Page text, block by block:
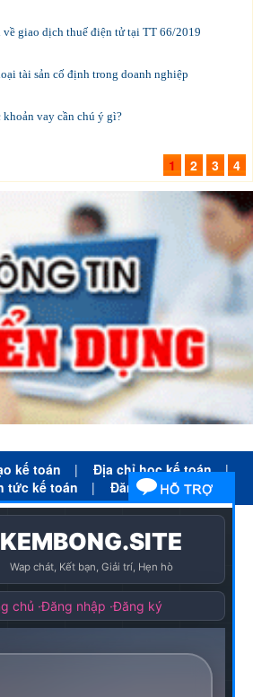
về giao dịch thuế điện tử tại TT 66/2019
tài sản cố định trong doanh nghiệp
khoản vay cần chú ý gì?
1 2 3 4
kế toán | Địa chỉ học kế toán
|
tức kế toán | Đăng ký học
nghiệp uy tín giá rẻ
kế toán hà nội ạy tại:
Xuân - Hà Nội
- Hà Nội
- Hà Nội
- Hà Nội
Suối Hoa– Tp. Bắc Ninh.